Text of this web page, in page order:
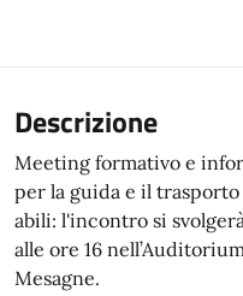
Descrizione
Meeting formativo e
per la guida e il
abili: l'incontro si
alle ore 16
Mesagne.